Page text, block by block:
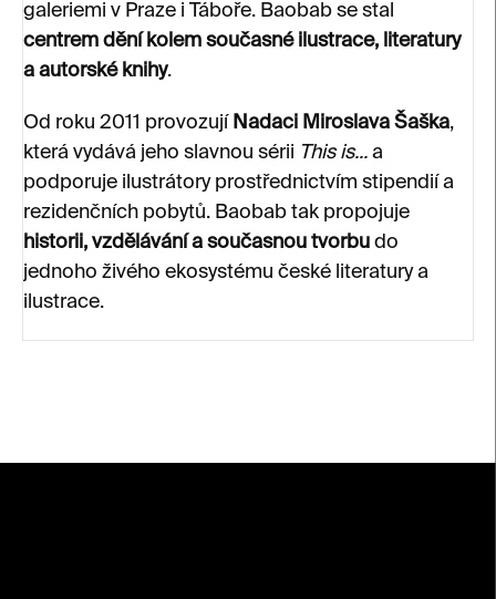
galeriemi v Praze i Táboře. Baobab se stal
centrem dění kolem současné ilustrace, literatury
a autorské knihy.
Od roku 2011 provozují Nadaci Miroslava Šaška,
která vydává jeho slavnou sérii This is... a
podporuje ilustrátory prostřednictvím stipendií a
rezidenčních pobytů. Baobab tak propojuje
historii, vzdělávání a současnou tvorbu do
jednoho živého ekosystému české literatury a
ilustrace.